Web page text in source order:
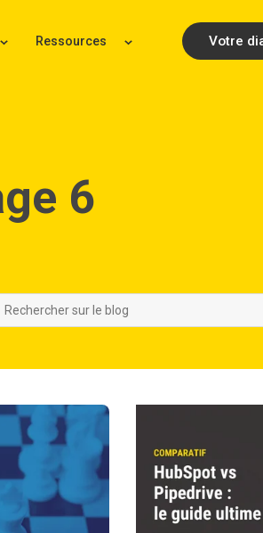
Ressources Votre
6